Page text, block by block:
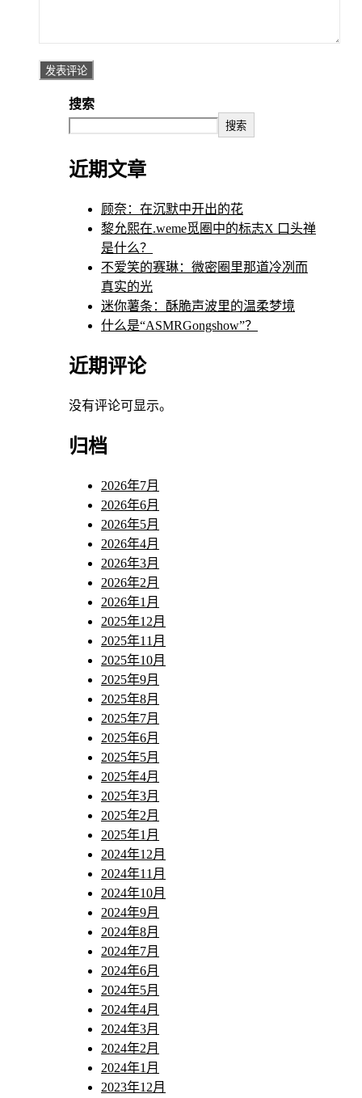
搜索
搜索
近期文章
顾奈：在沉默中开出的花
黎允熙在.weme觅圈中的标志X 口头禅
是什么？
不爱笑的赛琳：微密圈里那道冷冽而
真实的光
迷你薯条：酥脆声波里的温柔梦境
什么是“ASMRGongshow”？
近期评论
没有评论可显示。
归档
2026年7月
2026年6月
2026年5月
2026年4月
2026年3月
2026年2月
2026年1月
2025年12月
2025年11月
2025年10月
2025年9月
2025年8月
2025年7月
2025年6月
2025年5月
2025年4月
2025年3月
2025年2月
2025年1月
2024年12月
2024年11月
2024年10月
2024年9月
2024年8月
2024年7月
2024年6月
2024年5月
2024年4月
2024年3月
2024年2月
2024年1月
2023年12月